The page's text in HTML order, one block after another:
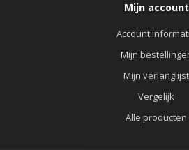
Mijn account
Account
Mijn
Mijn verlanglijst
Vergelijk
Alle producten